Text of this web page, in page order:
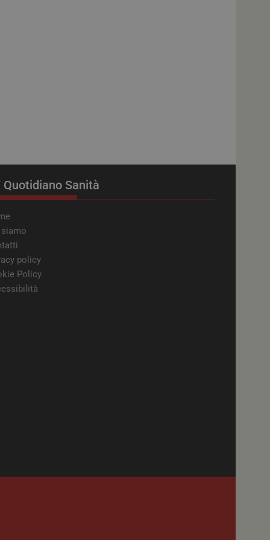
Quotidiano Sanità
siamo
policy
Policy
di
questo cookie
del
Universal
del servizio di
Questo cookie
un
del
un sito e
e campagne
le
per la loro
impostazioni
per tenere
i video di
determinare se
la nuova o la